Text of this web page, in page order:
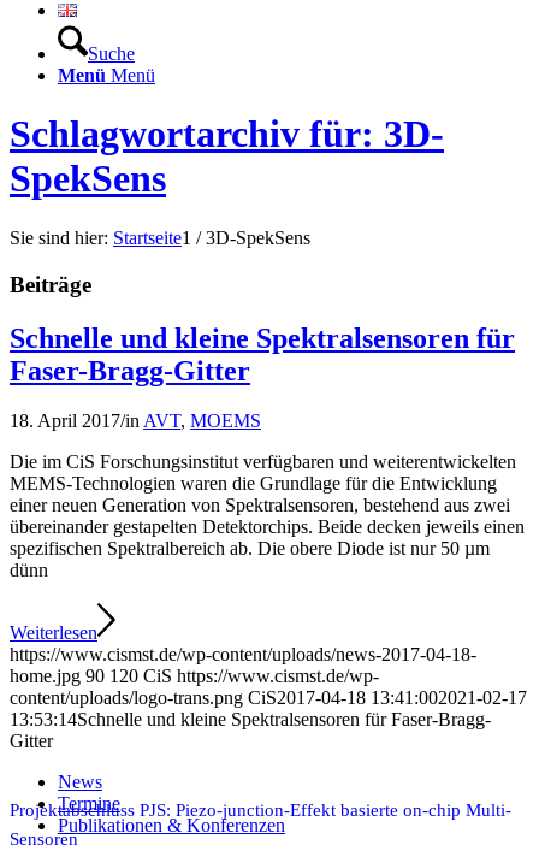
Suche
Menü Menü
Schlagwortarchiv für: 3D-
SpekSens
Sie sind hier: Startseite1 / 3D-SpekSens
Beiträge
Schnelle und kleine Spektralsensoren für
Faser-Bragg-Gitter
18. April 2017/inAVT, MOEMS
Die im CiS Forschungsinstitut verfügbaren und weiterentwickelten
MEMS-Technologien waren die Grundlage für die Entwicklung
einer neuen Generation von Spektralsensoren, bestehend aus zwei
übereinander gestapelten Detektorchips. Beide decken jeweils einen
spezifischen Spektralbereich ab. Die obere Diode ist nur 50 µm
dünn
Weiterlesen
https://www.cismst.de/wp-content/uploads/news-2017-04-18-
home.jpg 90 120 CiS https://www.cismst.de/wp-
content/uploads/logo-trans.png CiS2017-04-18 13:41:002021-02-17
13:53:14Schnelle und kleine Spektralsensoren für Faser-Bragg-
Gitter
News
Termine
Publikationen & Konferenzen
Projektabschluss PJS: Piezo-junction-Effekt basierte on-chip Multi-
Sensoren